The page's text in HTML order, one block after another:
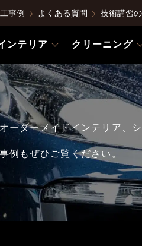
事例 よくある質問 技術講習
ンテリア クリーニング
ーダーメイドインテリア、
例もぜひご覧ください。